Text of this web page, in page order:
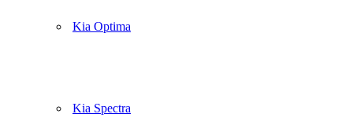
Kia Optima
Kia Spectra